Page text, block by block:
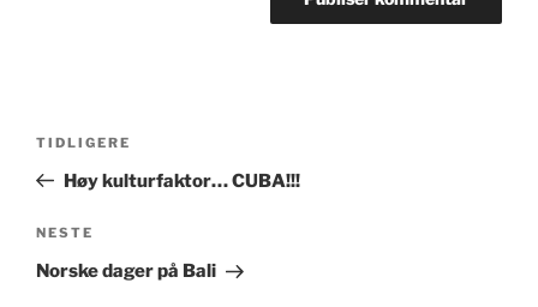
Forrige
innlegg
TIDLIGERE
Høy kulturfaktor… CUBA!!!
Neste
innlegg
NESTE
Norske dager på Bali